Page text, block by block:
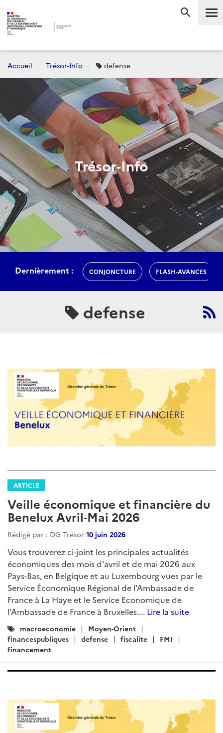
Accueil Trésor-Info defense
Trésor-Info
Dernièrement : CONJONCTURE FLASH-AVANCES
defense
ARTICLE
Veille économique et financière du
Benelux Avril-Mai 2026
Rédigé par : DG Trésor 10 juin 2026
Vous trouverez ci-joint les principales actualités
économiques des mois d'avril et de mai 2026 aux
Pays-Bas, en Belgique et au Luxembourg vues par le
Service Économique Régional de l'Ambassade de
France à La Haye et le Service Economique de
l’Ambassade de France à Bruxelles.... Lire la suite
Catégories
:
macroeconomie
Moyen-Orient
financespubliques
defense fiscalite
FMI
financement